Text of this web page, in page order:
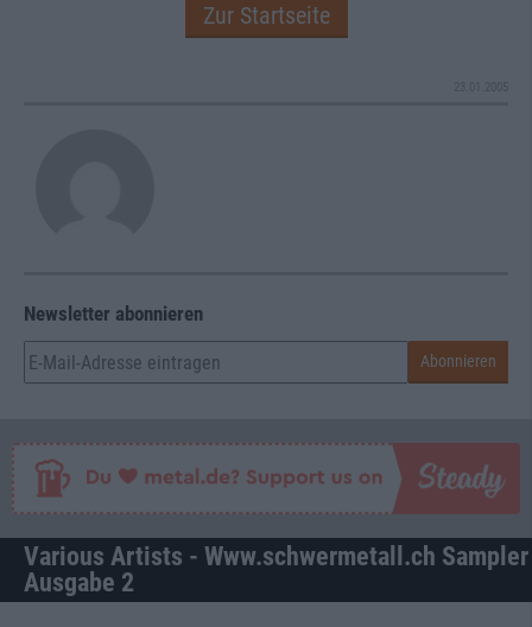
Zur Startseite
Newsletter abonnieren
Various Artists - Www.schwermetall.ch Sampler
Ausgabe 2